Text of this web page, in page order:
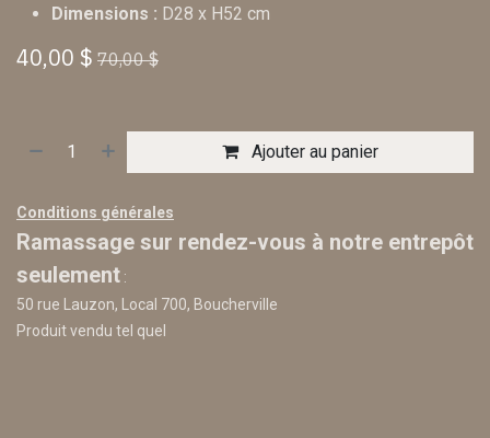
Dimensions : D28 x H52 cm
40,00 $ 70,00$
Ajouter au panier
Conditions générales
Ramassage sur rendez-vous à notre entrepôt
seulement :
50 rue Lauzon, Local 700, Boucherville
Produit vendu tel quel